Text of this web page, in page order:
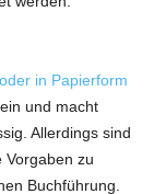
in Papierform
und macht
Allerdings sind
Vorgaben zu
Buchführung.